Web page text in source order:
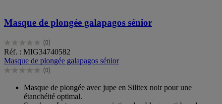
Masque de plongée galapagos sénior
(0)
0.0
sur
5
étoiles.
Réf. : MIG34740582
Masque de plongée galapagos sénior
(0)
0.0
étoiles.
Masque de plongée avec jupe en Silitex noir pour une
étanchéité optimal.